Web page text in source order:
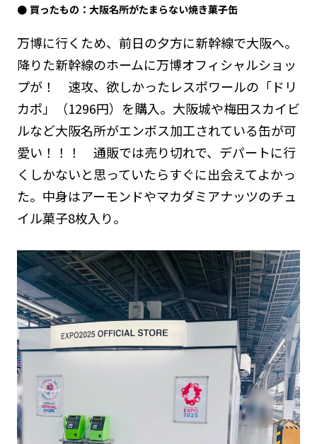
買ったもの：大阪名所がたまらない焼き菓子缶
万博に行くため、前日の夕方に新幹線で大阪へ。
降りた新幹線のホームに万博オフィシャルショッ
プが！ 速攻、欲しかったレスポワールの「ドリ
カポ」（1296円）を購入。大阪城や梅田スカイビ
ルなど大阪名所がエンボス加工されている缶が可
愛い！！！ 通販では売り切れで、デパートに行
くしかないと思っていたらすぐに出会えてよかっ
た。中身はアーモンドやマカダミアナッツのチュ
イル菓子8枚入り。